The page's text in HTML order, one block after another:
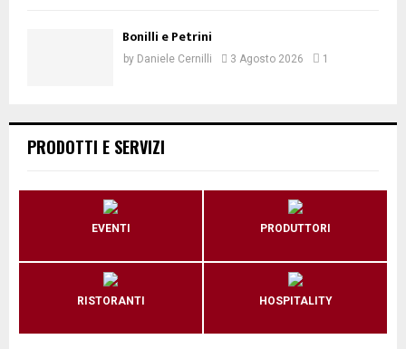
Bonilli e Petrini
by Daniele Cernilli 3 Agosto 2026 1
PRODOTTI E SERVIZI
EVENTI PRODUTTORI
RISTORANTI HOSPITALITY